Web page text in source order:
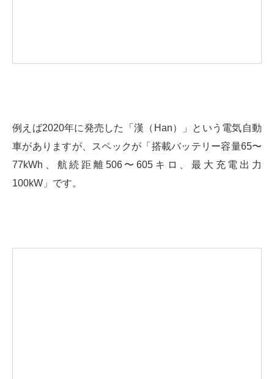
例えば2020年に発売した「漢（Han）」という電気自動
車がありますが、スペックが「搭載バッテリー容量65〜
77kWh、航続距離506〜605キロ、最大充電出力
100kW」です。